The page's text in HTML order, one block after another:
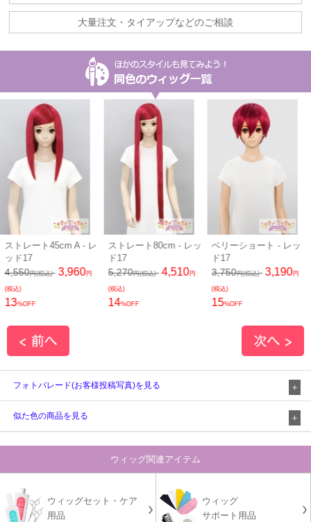
大量注文・タイアップなどのご相談
ストレート45cm A - レ
ッド17
4,550円(税込) 3,960円
(税込)
13%OFF
ストレート80cm - レッ
ド17
5,270円(税込) 4,510円
(税込)
14%OFF
ベリーショート - レッ
ド17
3,750円(税込) 3,190円
(税込)
15%OFF
フォトパレード(お客様投稿写真)を見る
似た色の商品を見る
ウィッグ関連アイテム
ウィッグセット・ケア
用品
ウィッグ
サポート用品